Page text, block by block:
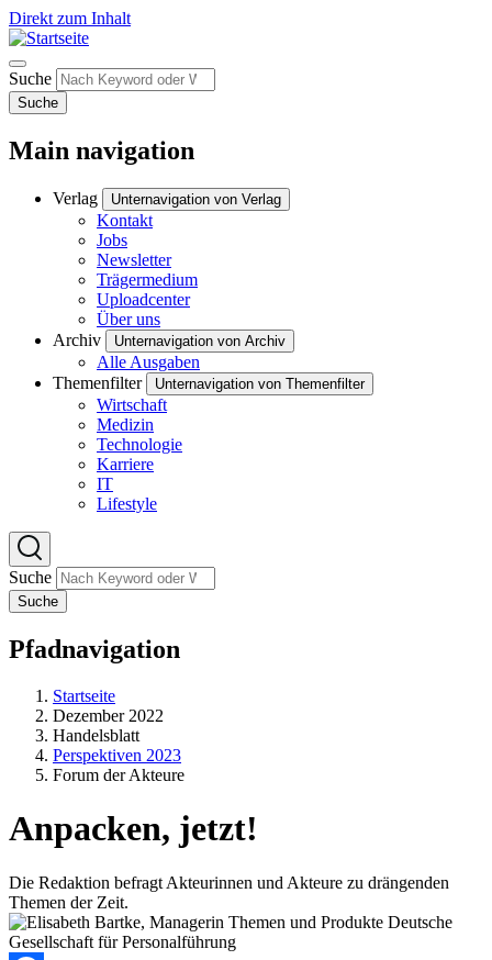
Direkt zum Inhalt
Suche
Suche
Main navigation
Verlag Unternavigation von Verlag
Kontakt
Jobs
Newsletter
Trägermedium
Uploadcenter
Über uns
Archiv
Unternavigation von Archiv
Alle Ausgaben
Themenfilter
Unternavigation von Themenfilter
Wirtschaft
Medizin
Technologie
Karriere
IT
Lifestyle
Suche
Suche
Pfadnavigation
Startseite
Dezember 2022
Handelsblatt
Perspektiven 2023
Forum der Akteure
Anpacken, jetzt!
Die Redaktion befragt Akteurinnen und Akteure zu drängenden
Themen der Zeit.